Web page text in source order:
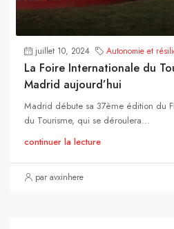
juillet 10, 2024 Autonomie et
La Foire Internationale du
Madrid aujourd’hui
Madrid débute sa 37ème édition du
du Tourisme, qui se déroulera...
continuer la lecture
par avxinhere